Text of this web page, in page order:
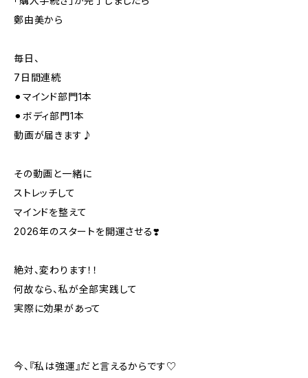
鄭由美から
毎日、
7日間連続
⚫︎マインド部門1本
⚫︎ボディ部門1本
動画が届きます♪
その動画と一緒に
ストレッチして
マインドを整えて
2026年のスタートを開運させる❣️
絶対、変わります！！
何故なら、私が全部実践して
実際に効果があって
今、『私は強運』だと言えるからです♡